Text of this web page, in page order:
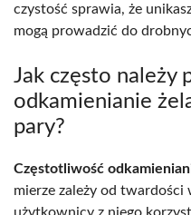
czystość sprawia, że
mogą prowadzić do
Jak często należy
odkamienianie
pary?
Częstotliwość
mierze zależy od twardości